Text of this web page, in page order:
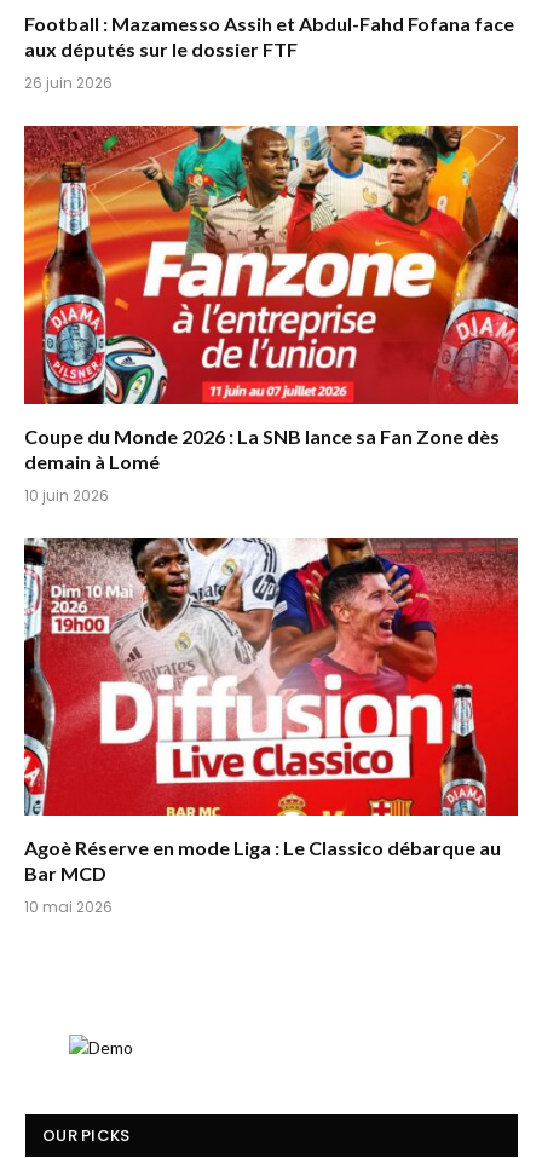
Football : Mazamesso Assih et Abdul-Fahd Fofana face
aux députés sur le dossier FTF
26 juin 2026
Coupe du Monde 2026 : La SNB lance sa Fan Zone dès
demain à Lomé
10 juin 2026
Agoè Réserve en mode Liga : Le Classico débarque au
Bar MCD
10 mai 2026
OUR PICKS